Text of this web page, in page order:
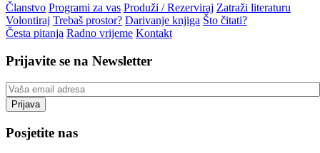
Članstvo Programi za vas Produži / Rezerviraj Zatraži literaturu
Volontiraj Trebaš prostor? Darivanje knjiga Što čitati?
Česta pitanja Radno vrijeme Kontakt
Prijavite se na Newsletter
Posjetite nas